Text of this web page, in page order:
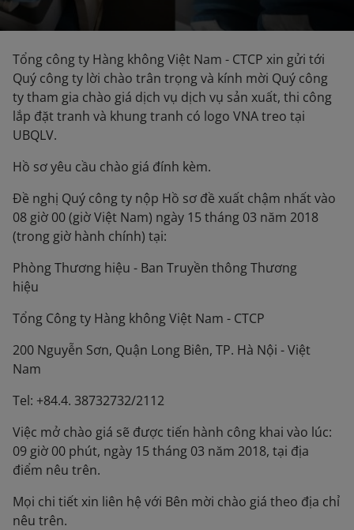
Tổng công ty Hàng không Việt Nam - CTCP xin gửi tới
Quý công ty lời chào trân trọng và kính mời Quý công
ty tham gia chào giá dịch vụ dịch vụ sản xuất, thi công
lắp đặt tranh và khung tranh có logo VNA treo tại
UBQLV.
Hồ sơ yêu cầu chào giá đính kèm.
Đề nghị Quý công ty nộp Hồ sơ đề xuất chậm nhất vào
08 giờ 00 (giờ Việt Nam) ngày 15 tháng 03 năm 2018
(trong giờ hành chính) tại:
Phòng Thương hiệu - Ban Truyền thông Thương
hiệu
Tổng Công ty Hàng không Việt Nam - CTCP
200 Nguyễn Sơn, Quận Long Biên, TP. Hà Nội - Việt
Nam
Tel: +84.4. 38732732/2112
Việc mở chào giá sẽ được tiến hành công khai vào lúc:
09 giờ 00 phút, ngày 15 tháng 03 năm 2018, tại địa
điểm nêu trên.
Mọi chi tiết xin liên hệ với Bên mời chào giá theo địa chỉ
nêu trên.